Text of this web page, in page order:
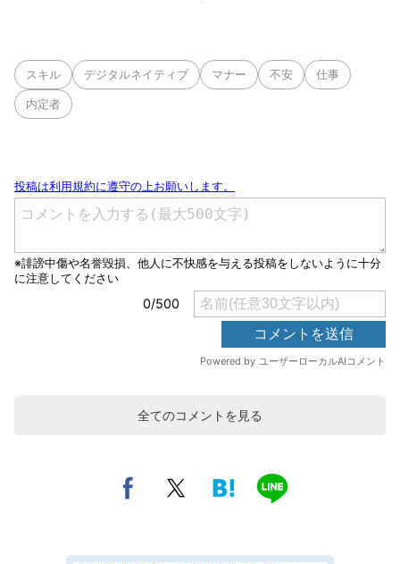
スキル デジタルネイティブ マナー 不安 仕事
内定者
全てのコメントを見る